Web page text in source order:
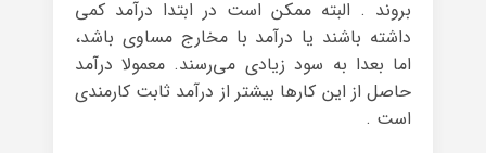
بروند . البته ممکن است در ابتدا درآمد کمی
داشته باشند یا درآمد با مخارج مساوی باشد،
اما بعدا به سود زیادی می‌رسند. معمولا درآمد
حاصل از این کارها بیشتر از درآمد ثابت کارمندی
است .